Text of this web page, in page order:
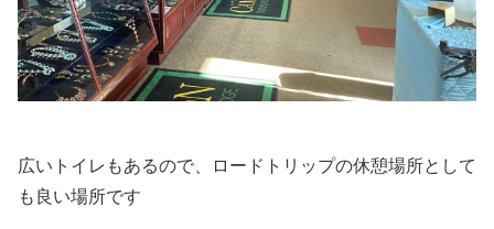
広いトイレもあるので、ロードトリップの休憩場所として
も良い場所です